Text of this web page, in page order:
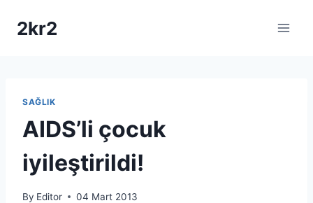
2kr2
SAĞLIK
AIDS’li çocuk
iyileştirildi!
By Editor 04 Mart 2013